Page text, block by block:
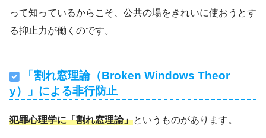
って知っているからこそ、公共の場をきれいに使おうとす
る抑止力が働くのです。
「割れ窓理論（Broken Windows Theor
y）」による非行防止
犯罪心理学に「割れ窓理論」というものがあります。